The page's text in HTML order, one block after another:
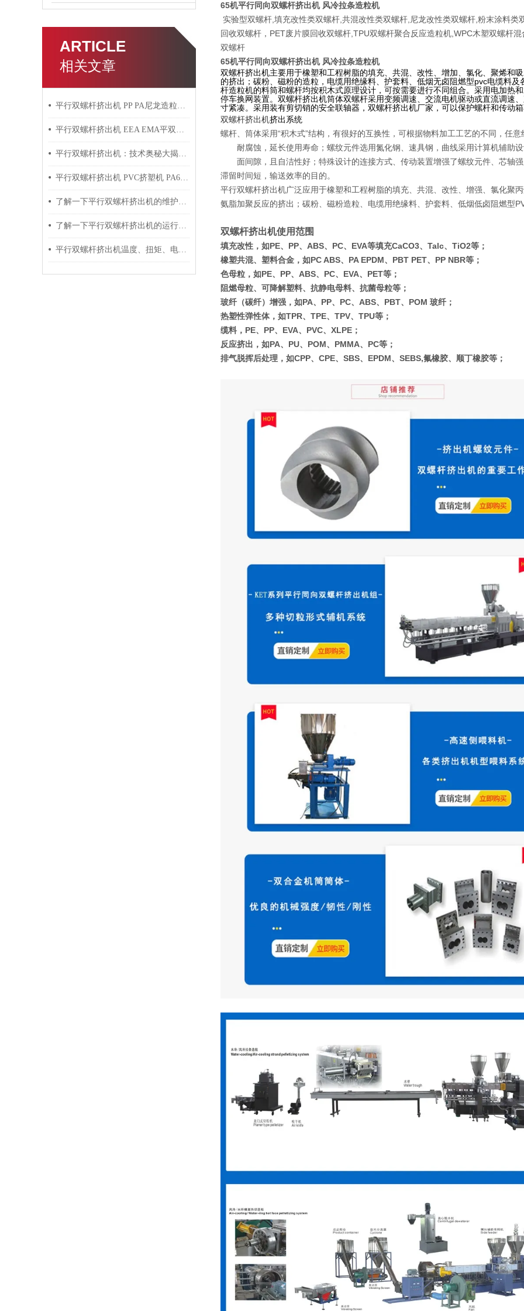
ARTICLE
相关文章
平行双螺杆挤出机 PP PA尼龙造粒机技术参数
平行双螺杆挤出机 EEA EMA平双挤出机 双螺杆挤出机技术参数
平行双螺杆挤出机：技术奥秘大揭秘！
平行双螺杆挤出机 PVC挤塑机 PA6+玻纤挤出造粒机技术参数
了解一下平行双螺杆挤出机的维护保养方法吧
了解一下平行双螺杆挤出机的运行过程吧
平行双螺杆挤出机温度、扭矩、电流控制要点
65机平行同向双螺杆挤出机 风冷拉条造粒机
实验型双螺杆,填充改性类双螺杆,共混改性类双螺杆,尼龙改性类双螺杆,粉末涂料
回收双螺杆，PET废片膜回收双螺杆,TPU双螺杆聚合反应造粒机,WPC木塑双螺杆
双螺杆
65机平行同向双螺杆挤出机 风冷拉条造粒机
双螺杆挤出机主要用于橡塑和工程树脂的填充、共混、改性、增加、氯化、聚烯和
的挤出；碳粉、磁粉的造粒，电缆用绝缘料、护套料、低烟无卤阻燃型pvc电缆料
杆造粒机的料筒和螺杆均按积木式原理设计，可按需要进行不同组合。采用电加热
停车换网装置。双螺杆挤出机筒体双螺杆采用变频调速、交流电机驱动或直流调速
寸紧凑。采用装有剪切销的安全联轴器，双螺杆挤出机厂家，可以保护螺杆和传动
双螺杆挤出机挤出系统
螺杆、筒体采用“积木式”结构，有很好的互换性，可根据物料加工工艺的不同，任
耐腐蚀，延长使用寿命；螺纹元件选用氮化钢、速具钢，曲线采用计算机辅助
面间隙，且自洁性好；特殊设计的连接方式、传动装置增强了螺纹元件、芯轴
滞留时间短，输送效率的目的。
平行双螺杆挤出机广泛应用于橡塑和工程树脂的填充、共混、改性、增强、氯化聚
氨脂加聚反应的挤出；碳粉、磁粉造粒、电缆用绝缘料、护套料、低烟低卤阻燃型
双螺杆挤出机使用范围
填充改性，如PE、PP、ABS、PC、EVA等填充CaCO3、Talc、TiO2等；
橡塑共混、塑料合金，如PC ABS、PA EPDM、PBT PET、PP NBR等；
色母粒，如PE、PP、ABS、PC、EVA、PET等；
阻燃母粒、可降解塑料、抗静电母料、抗菌母粒等；
玻纤（碳纤）增强，如PA、PP、PC、ABS、PBT、POM 玻纤；
热塑性弹性体，如TPR、TPE、TPV、TPU等；
缆料，PE、PP、EVA、PVC、XLPE；
反应挤出，如PA、PU、POM、PMMA、PC等；
排气脱挥后处理，如CPP、CPE、SBS、EPDM、SEBS,氟橡胶、顺丁橡胶等；